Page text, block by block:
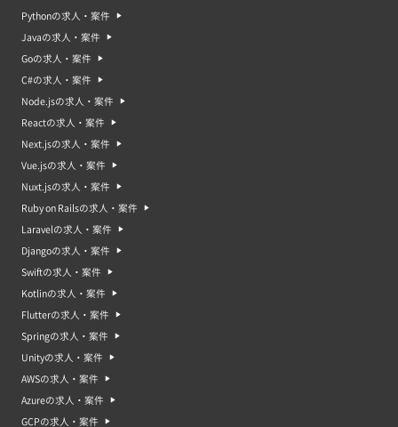
Pythonの求人・案件
Javaの求人・案件
Goの求人・案件
C#の求人・案件
Node.jsの求人・案件
Reactの求人・案件
Next.jsの求人・案件
Vue.jsの求人・案件
Nuxt.jsの求人・案件
Ruby on Railsの求人・案件
Laravelの求人・案件
Djangoの求人・案件
Swiftの求人・案件
Kotlinの求人・案件
Flutterの求人・案件
Springの求人・案件
Unityの求人・案件
AWSの求人・案件
Azureの求人・案件
GCPの求人・案件